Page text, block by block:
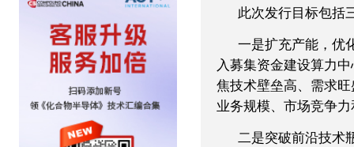
此次发行目标包括
一是扩充产能，优
入募集资金建设算力
焦技术壁垒高、需求
业务规模、市场竞争
二是突破前沿技术